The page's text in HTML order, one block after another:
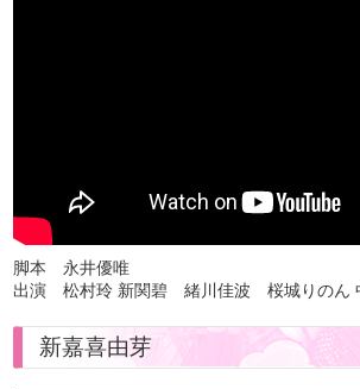
脚本 永井優唯
出演 松村玲 新関碧 緒川佳波 桜城りのん
新嘉喜由芽